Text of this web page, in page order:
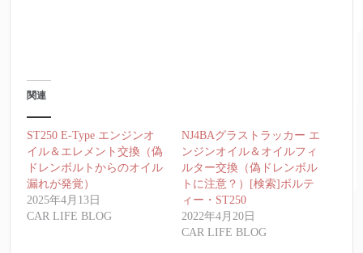
関連
ST250 E-Type エンジンオ
イル＆エレメント交換（偽
ドレンボルトからのオイル
漏れが発覚）
2025年4月13日
CAR LIFE BLOG
NJ4BAグラストラッカー エ
ンジンオイル＆オイルフィ
ルター交換（偽ドレンボル
トに注意？）[検索]ボルテ
ィー・ST250
2022年4月20日
CAR LIFE BLOG